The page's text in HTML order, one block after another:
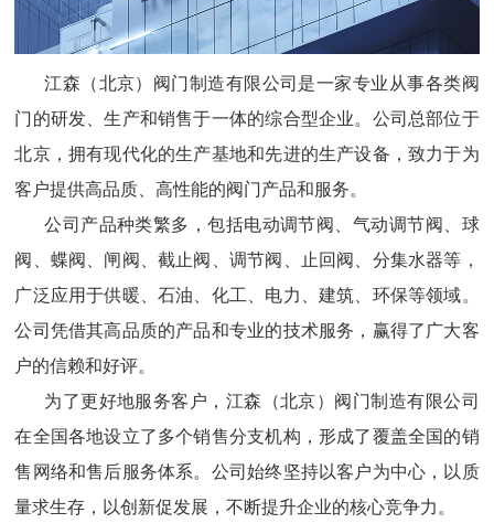
江森（北京）阀门制造有限公司是一家专业从事各类阀
门的研发、生产和销售于一体的综合型企业。公司总部位于
北京，拥有现代化的生产基地和先进的生产设备，致力于为
客户提供高品质、高性能的阀门产品和服务。
公司产品种类繁多，包括电动调节阀、气动调节阀、球
阀、蝶阀、闸阀、截止阀、调节阀、止回阀、分集水器等，
广泛应用于供暖、石油、化工、电力、建筑、环保等领域。
公司凭借其高品质的产品和专业的技术服务，赢得了广大客
户的信赖和好评。
为了更好地服务客户，江森（北京）阀门制造有限公司
在全国各地设立了多个销售分支机构，形成了覆盖全国的销
售网络和售后服务体系。公司始终坚持以客户为中心，以质
量求生存，以创新促发展，不断提升企业的核心竞争力。